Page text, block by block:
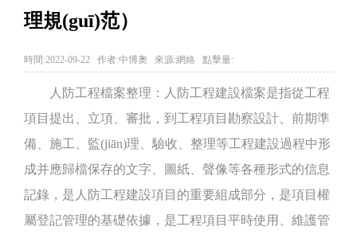
理規(guī)范）
時間:2022-09-22 作者:中博奧 來源:網絡 點擊量:
人防工程檔案整理：人防工程建設檔案是指從工程
項目提出、立項、審批，到工程項目勘察設計、前期準
備、施工、監(jiān)理、驗收、整理等工程建設過程中形
成并應歸檔保存的文字、圖紙、聲像等各種形式的信息
記錄，是人防工程建設項目的重要組成部分，是項目權
屬登記管理的基礎依據，是工程項目平時使用、維護管